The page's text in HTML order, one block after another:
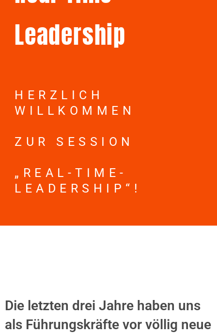
Leadership
HERZLICH
WILLKOMMEN
ZUR SESSION
„REAL-TIME-
LEADERSHIP“!
Die letzten drei Jahre haben uns
als Führungskräfte vor völlig neue